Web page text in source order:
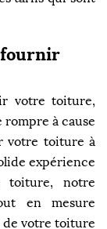
fournir
votre toiture,
à cause
votre toiture à
expérience
toiture, notre
en mesure
de votre toiture